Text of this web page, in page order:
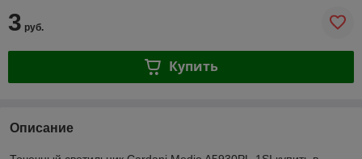
3 руб.
Купить
Описание